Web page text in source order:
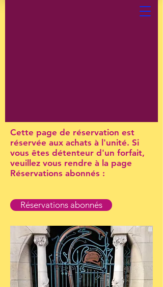
Cette page de réservation est
réservée aux achats à l'unité. Si
vous êtes détenteur d'un forfait,
veuillez vous rendre à la page
Réservations abonnés :
Réservations abonnés